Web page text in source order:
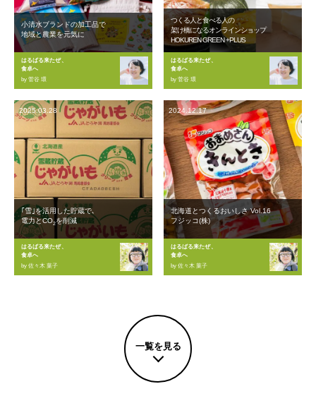
小清水ブランドの加工品で
地域と農業を元気に
はるばる来たぜ、
食卓へ
by 菅谷 環
つくる人と食べる人の
架け橋になるオンラインショップ
HOKUREN GREEN +PLUS
はるばる来たぜ、
食卓へ
by 菅谷 環
2025.03.28
｢雪｣を活用した貯蔵で､
電力とCO2を削減
はるばる来たぜ、
食卓へ
by 佐々木 葉子
2024.12.17
北海道とつくるおいしさ Vol.16
フジッコ(株)
はるばる来たぜ、
食卓へ
by 佐々木 葉子
一覧を見る